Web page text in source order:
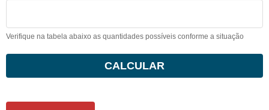
Verifique na tabela abaixo as quantidades possíveis conforme a situação
CALCULAR